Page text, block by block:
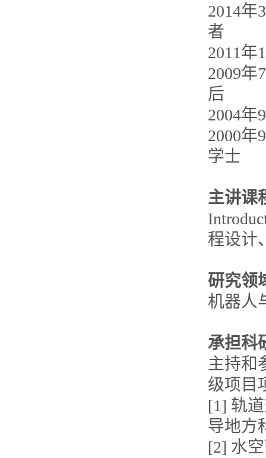
2014年
者
2011年
2009年
后
2004年
2000年
学士
主讲课
程设计
研究领
机器人
承担科
主持和
级项目
[1] 轨
导地方
[2] 水